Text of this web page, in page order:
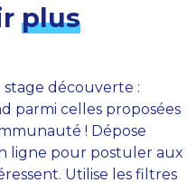
plus
découverte :
parmi celles proposées
! Dépose
ligne pour postuler aux
Utilise les filtres